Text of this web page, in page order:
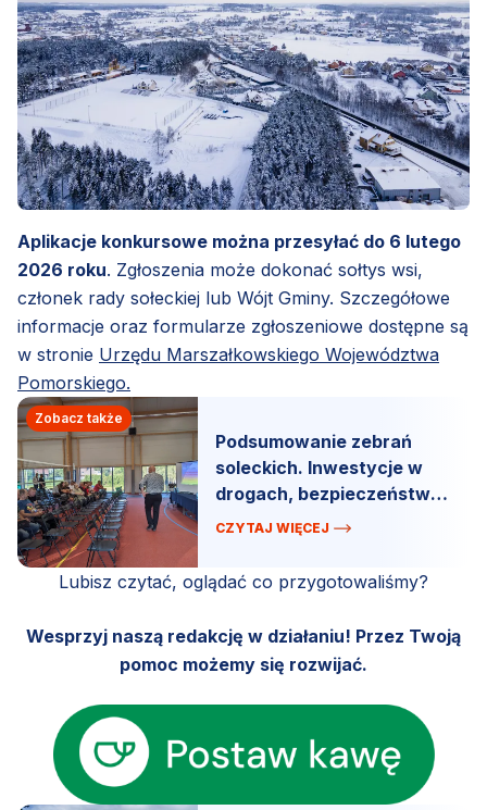
Aplikacje konkursowe można przesyłać do 6 lutego
2026 roku. Zgłoszenia może dokonać sołtys wsi,
członek rady sołeckiej lub Wójt Gminy. Szczegółowe
informacje oraz formularze zgłoszeniowe dostępne są
w stronie Urzędu Marszałkowskiego Województwa
Pomorskiego.
Zobacz także
Podsumowanie zebrań
soleckich. Inwestycje w
drogach, bezpieczeństwo i
miejsca do zabawy.
CZYTAJ WIĘCEJ
Lubisz czytać, oglądać co przygotowaliśmy?
Wesprzyj naszą redakcję w działaniu! Przez Twoją
pomoc możemy się rozwijać.